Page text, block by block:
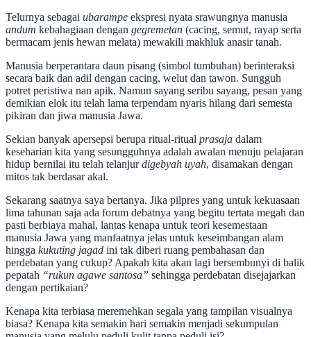
Telurnya sebagai ubarampe ekspresi nyata srawungnya manusia
andum kebahagiaan dengan gegremetan (cacing, semut, rayap serta
bermacam jenis hewan melata) mewakili makhluk anasir tanah.
Manusia berperantara daun pisang (simbol tumbuhan) berinteraksi
secara baik dan adil dengan cacing, welut dan tawon. Sungguh
potret peristiwa nan apik. Namun sayang seribu sayang, pesan yang
demikian elok itu telah lama terpendam nyaris hilang dari semesta
pikiran dan jiwa manusia Jawa.
Sekian banyak apersepsi berupa ritual-ritual prasaja dalam
keseharian kita yang sesungguhnya adalah awalan menuju pelajaran
hidup bernilai itu telah telanjurdigebyah uyah, disamakan dengan
mitos tak berdasar akal.
Sekarang saatnya saya bertanya. Jika pilpres yang untuk kekuasaan
lima tahunan saja ada forum debatnya yang begitu tertata megah dan
pasti berbiaya mahal, lantas kenapa untuk teori kesemestaan
manusia Jawa yang manfaatnya jelas untuk keseimbangan alam
hingga kukuting jagad ini tak diberi ruang pembahasan dan
perdebatan yang cukup? Apakah kita akan lagi bersembunyi di balik
pepatah “rukun agawe santosa” sehingga perdebatan disejajarkan
dengan pertikaian?
Kenapa kita terbiasa meremehkan segala yang tampilan visualnya
biasa? Kenapa kita semakin hari semakin menjadi sekumpulan